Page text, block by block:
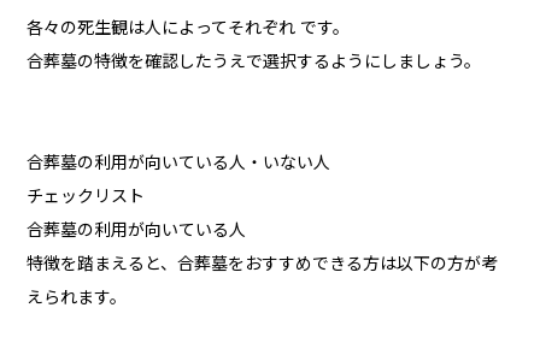
各々の死生観は人によってそれぞれ です。
合葬墓の特徴を確認したうえで選択するようにしましょう。
合葬墓の利用が向いている人・いない人
チェックリスト
合葬墓の利用が向いている人
特徴を踏まえると、合葬墓をおすすめできる方は以下の方が考
えられます。